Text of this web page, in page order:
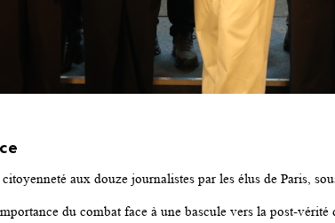
aux douze journalistes par les élus de Paris,
du combat face à une bascule vers la post-